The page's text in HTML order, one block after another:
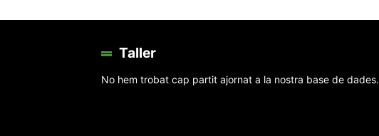
Taller
No hem trobat cap partit ajornat a la nostra base de dades.